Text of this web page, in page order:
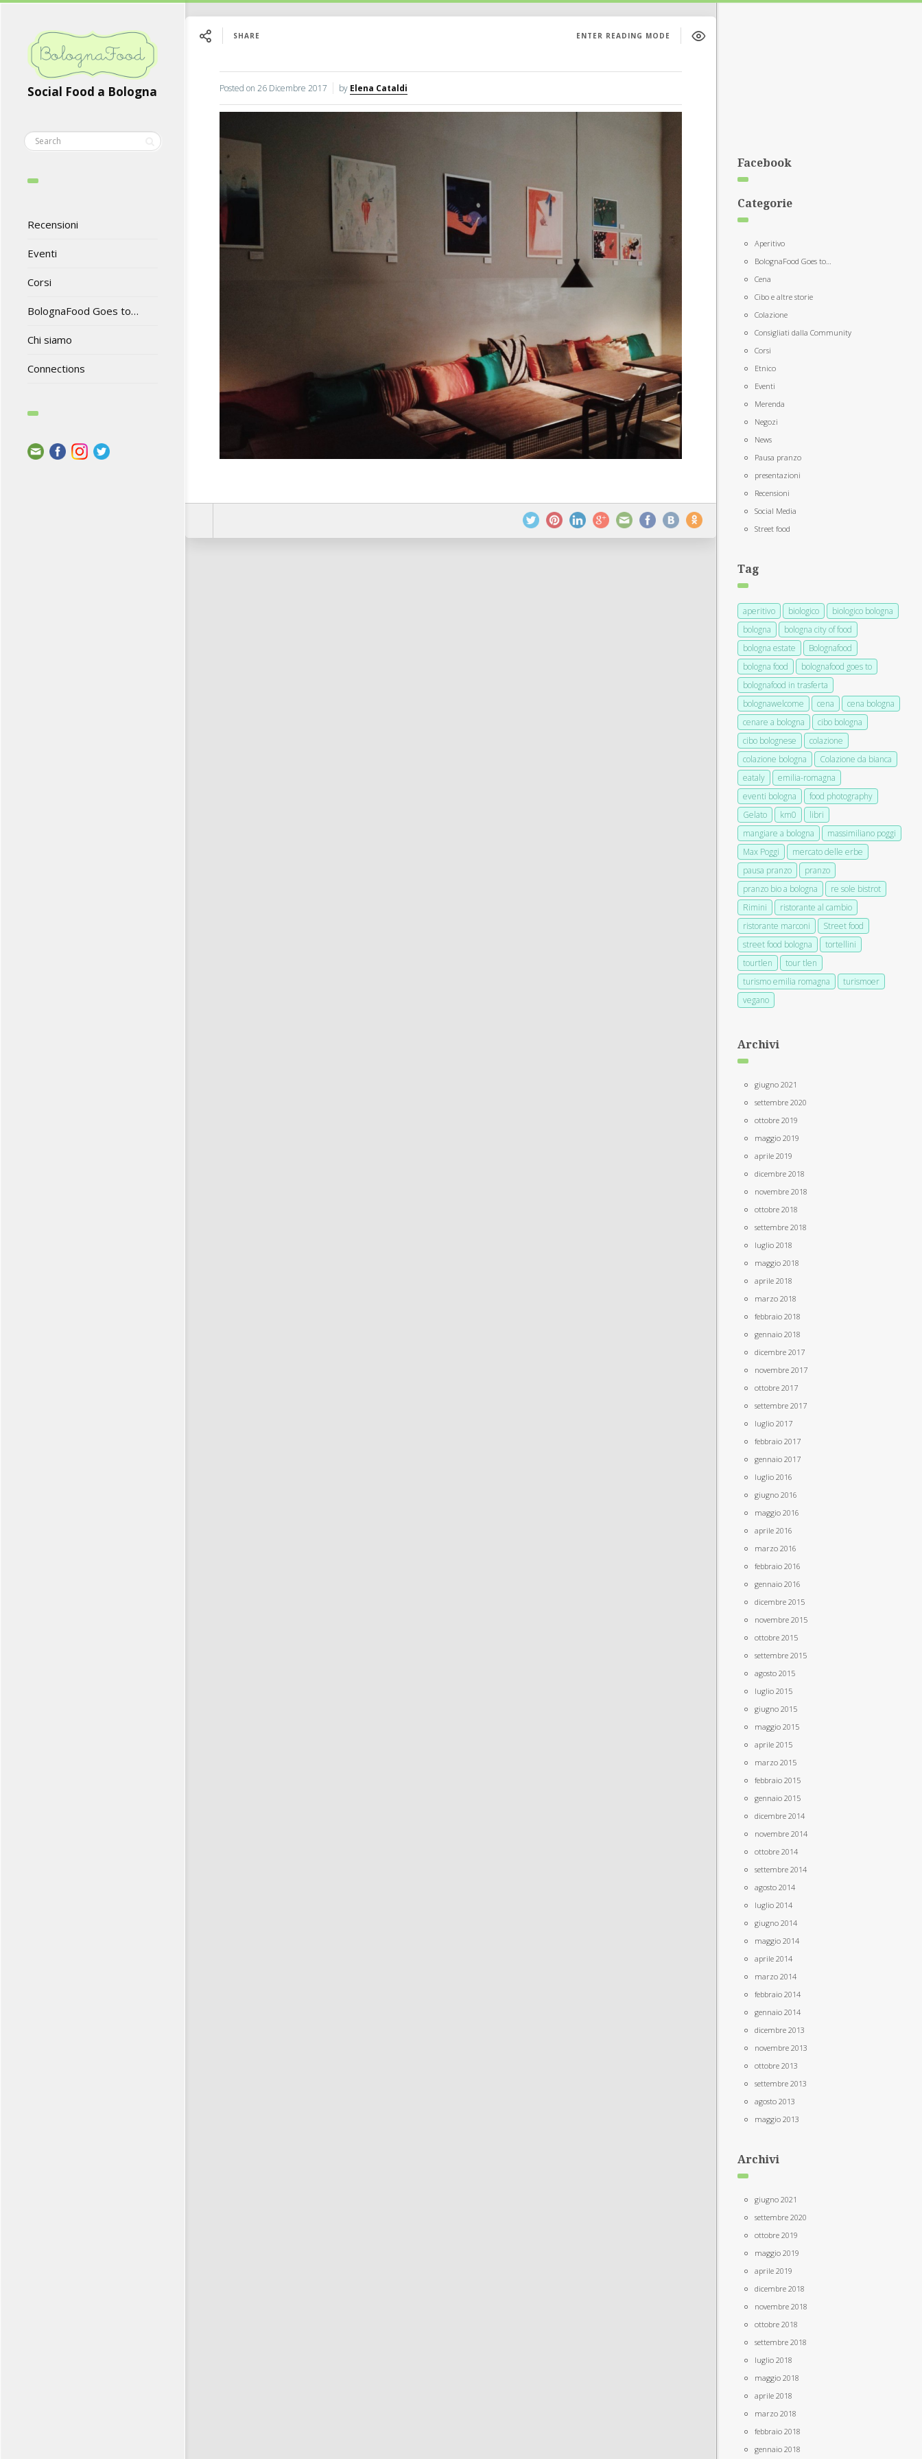
Social Food a Bologna
Recensioni
Eventi
Corsi
BolognaFood Goes to…
Chi siamo
Connections
SHARE ENTER READING MODE
Posted on 26 Dicembre 2017 by Elena Cataldi
Facebook
Categorie
Aperitivo
BolognaFood Goes to…
Cena
Cibo e altre storie
Colazione
Consigliati dalla Community
Corsi
Etnico
Eventi
Merenda
Negozi
News
Pausa pranzo
presentazioni
Recensioni
Social Media
Street food
Tag
aperitivo biologico
biologico bologna
bologna
bologna city of food
bologna estate
Bolognafood
bologna food
bolognafood goes to
bolognafood in trasferta
bolognawelcome
cena
cena bologna
cenare a bologna
cibo bologna
cibo bolognese
colazione
colazione bologna
Colazione da bianca
eataly
emilia-romagna
eventi bologna
food photography
Gelato
km0
libri
mangiare a bologna
massimiliano poggi
Max Poggi
mercato delle erbe
pausa pranzo
pranzo
pranzo bio a bologna
re sole bistrot
Rimini
ristorante al cambio
ristorante marconi
Street food
street food bologna
tortellini
tourtlen
tour tlen
turismo emilia romagna
turismoer
vegano
Archivi
giugno 2021
settembre 2020
ottobre 2019
maggio 2019
aprile 2019
dicembre 2018
novembre 2018
ottobre 2018
settembre 2018
luglio 2018
maggio 2018
aprile 2018
marzo 2018
febbraio 2018
gennaio 2018
dicembre 2017
novembre 2017
ottobre 2017
settembre 2017
luglio 2017
febbraio 2017
gennaio 2017
luglio 2016
giugno 2016
maggio 2016
aprile 2016
marzo 2016
febbraio 2016
gennaio 2016
dicembre 2015
novembre 2015
ottobre 2015
settembre 2015
agosto 2015
luglio 2015
giugno 2015
maggio 2015
aprile 2015
marzo 2015
febbraio 2015
gennaio 2015
dicembre 2014
novembre 2014
ottobre 2014
settembre 2014
agosto 2014
luglio 2014
giugno 2014
maggio 2014
aprile 2014
marzo 2014
febbraio 2014
gennaio 2014
dicembre 2013
novembre 2013
ottobre 2013
settembre 2013
agosto 2013
maggio 2013
Archivi
giugno 2021
settembre 2020
ottobre 2019
maggio 2019
aprile 2019
dicembre 2018
novembre 2018
ottobre 2018
settembre 2018
luglio 2018
maggio 2018
aprile 2018
marzo 2018
febbraio 2018
gennaio 2018